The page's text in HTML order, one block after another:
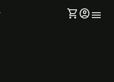
shopping_cartaccount_circlemenu